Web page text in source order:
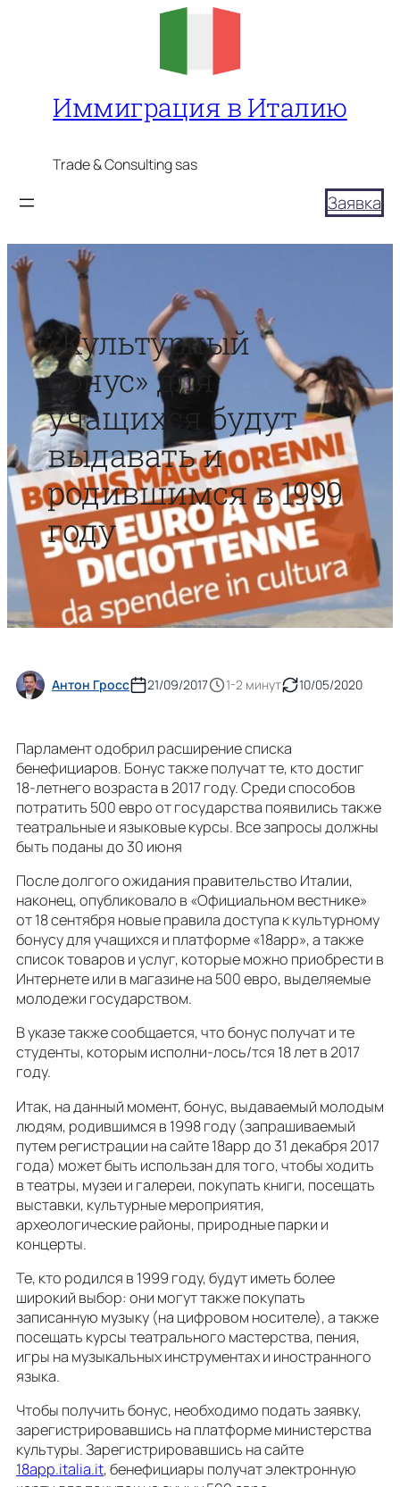
Иммиграция в Италию
Trade & Consulting sas
Заявка
«Культурный
бонус» для
учащихся будут
выдавать и
родившимся в 1999
году
Антон Гросс 21/09/2017 1-2 минут 10/05/2020
Парламент одобрил расширение списка
бенефициаров. Бонус также получат те, кто достиг
18-летнего возраста в 2017 году. Среди способов
потратить 500 евро от государства появились также
театральные и языковые курсы. Все запросы должны
быть поданы до 30 июня
После долгого ожидания правительство Италии,
наконец, опубликовало в «Официальном вестнике»
от 18 сентября новые правила доступа к культурному
бонусу для учащихся и платформе «18app», а также
список товаров и услуг, которые можно приобрести в
Интернете или в магазине на 500 евро, выделяемые
молодежи государством.
В указе также сообщается, что бонус получат и те
студенты, которым исполни-лось/тся 18 лет в 2017
году.
Итак, на данный момент, бонус, выдаваемый молодым
людям, родившимся в 1998 году (запрашиваемый
путем регистрации на сайте 18app до 31 декабря 2017
года) может быть использан для того, чтобы ходить
в театры, музеи и галереи, покупать книги, посещать
выставки, культурные мероприятия,
археологические районы, природные парки и
концерты.
Те, кто родился в 1999 году, будут иметь более
широкий выбор: они могут также покупать
записанную музыку (на цифровом носителе), а также
посещать курсы театрального мастерства, пения,
игры на музыкальных инструментах и иностранного
языка.
Чтобы получить бонус, необходимо подать заявку,
зарегистрировавшись на платформе министерства
культуры. Зарегистрировавшись на сайте
18app.italia.it, бенефициары получат электронную